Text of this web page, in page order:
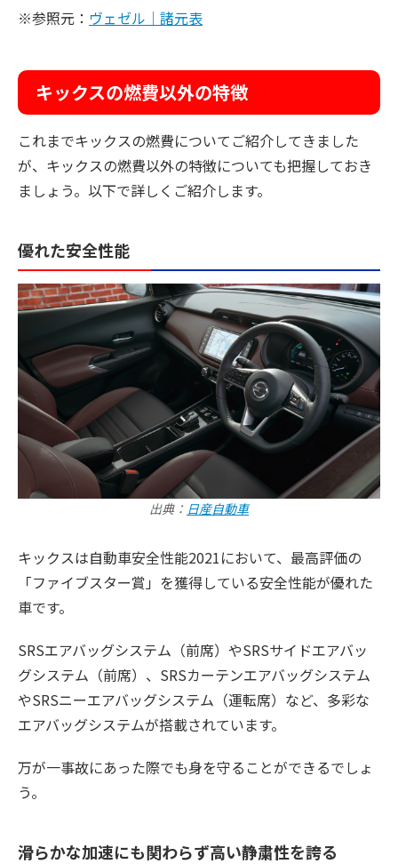
※参照元： ヴェゼル｜諸元表
キックスの燃費以外の特徴
これまでキックスの燃費についてご紹介してきました
が、キックスの燃費以外の特徴についても把握しておき
ましょう。以下で詳しくご紹介します。
優れた安全性能
出典： 日産自動車
キックスは自動車安全性能2021において、最高評価の
「ファイブスター賞」を獲得している安全性能が優れた
車です。
SRSエアバッグシステム（前席）やSRSサイドエアバッ
グシステム（前席）、SRSカーテンエアバッグシステム
やSRSニーエアバッグシステム（運転席）など、多彩な
エアバッグシステムが搭載されています。
万が一事故にあった際でも身を守ることができるでしょ
う。
滑らかな加速にも関わらず高い静粛性を誇る